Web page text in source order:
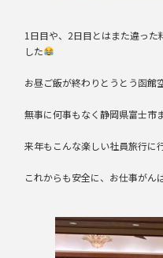
1日目や、2日目とはまた違っ
した
お昼ご飯が終わりとうとう函館
無事に何事もなく静岡県富士市
来年もこんな楽しい社員旅行に
これからも安全に、お仕事がん